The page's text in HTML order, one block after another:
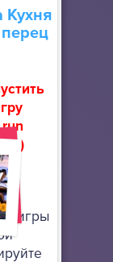
Кухня
игры